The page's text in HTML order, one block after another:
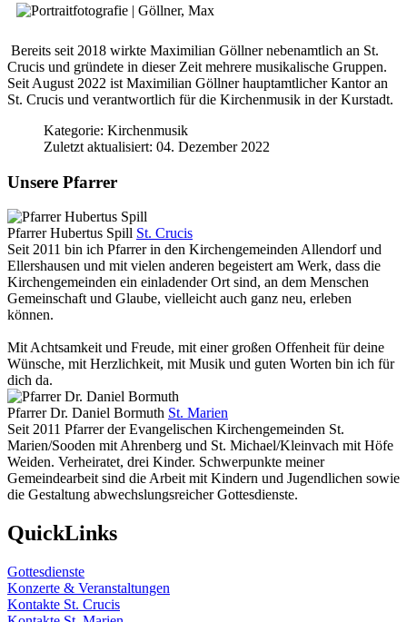
Bereits seit 2018 wirkte Maximilian Göllner nebenamtlich an St.
Crucis und gründete in dieser Zeit mehrere musikalische Gruppen.
Seit August 2022 ist Maximilian Göllner hauptamtlicher Kantor an
St. Crucis und verantwortlich für die Kirchenmusik in der Kurstadt.
Kategorie: Kirchenmusik
Zuletzt aktualisiert: 04. Dezember 2022
Unsere Pfarrer
Pfarrer Hubertus Spill St. Crucis
Seit 2011 bin ich Pfarrer in den Kirchengemeinden Allendorf und
Ellershausen und mit vielen anderen begeistert am Werk, dass die
Kirchengemeinden ein einladender Ort sind, an dem Menschen
Gemeinschaft und Glaube, vielleicht auch ganz neu, erleben
können.
Mit Achtsamkeit und Freude, mit einer großen Offenheit für deine
Wünsche, mit Herzlichkeit, mit Musik und guten Worten bin ich für
dich da.
Pfarrer Dr. Daniel Bormuth St. Marien
Seit 2011 Pfarrer der Evangelischen Kirchengemeinden St.
Marien/Sooden mit Ahrenberg und St. Michael/Kleinvach mit Höfe
Weiden. Verheiratet, drei Kinder. Schwerpunkte meiner
Gemeindearbeit sind die Arbeit mit Kindern und Jugendlichen sowie
die Gestaltung abwechslungsreicher Gottesdienste.
QuickLinks
Gottesdienste
Konzerte & Veranstaltungen
Kontakte St. Crucis